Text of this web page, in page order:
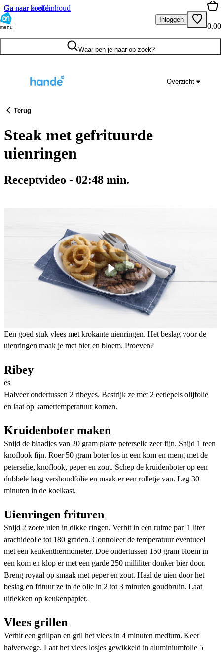
Ga naar hoofdinhoud
Ga naar zoeken
menu
Inloggen
0.00
Waar ben je naar op zoek?
Overzicht
Terug
Steak met gefrituurde
uienringen
Receptvideo - 02:48 min.
Een goed stuk vlees met krokante uienringen. Het beslag voor de
uienringen maak je met bier en bloem. Proeven?
Ribey
es
Halveer ondertussen 2 ribeyes. Bestrijk ze met 2 eetlepels olijfolie
en laat op kamertemperatuur komen.
Kruidenboter maken
Snijd de blaadjes van 20 gram platte peterselie zeer fijn. Snijd 1 teen
knoflook fijn. Roer 50 gram boter los in een kom en meng met de
peterselie, knoflook, peper en zout. Schep de kruidenboter op een
dubbele laag vershoudfolie en maak er een rolletje van. Leg 30
minuten in de koelkast.
Uienringen frituren
Snijd 2 zoete uien in dikke ringen. Verhit in een ruime pan 1 liter
arachideolie tot 180 graden. Controleer de temperatuur eventueel
met een keukenthermometer. Doe ondertussen 150 gram bloem in
een kom en klop er met een garde 250 milliliter donker bier door.
Breng royaal op smaak met peper en zout. Haal de uien door het
beslag en frituur ze in de olie in 2 tot 3 minuten goudbruin. Laat
uitlekken op keukenpapier.
Vlees grillen
Verhit een grillpan en gril het vlees in 4 minuten medium. Keer
halverwege. Laat het vlees losjes gewikkeld in aluminiumfolie 5